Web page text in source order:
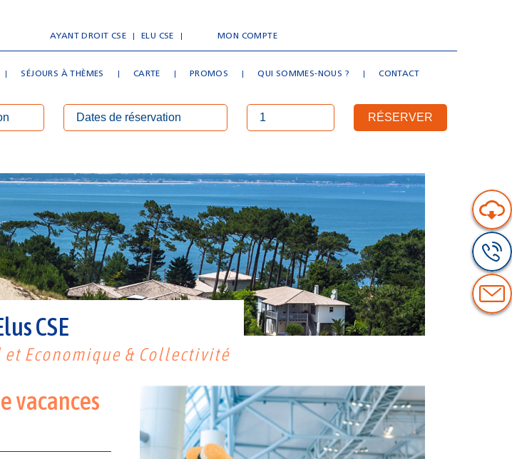
AYANT DROIT CSE ELU CSE MON COMPTE
SÉJOURS À THÈMES CARTE PROMOS QUI SOMMES-NOUS ? CONTACT
RÉSERVER
CSE
et Economique & Collectivité
vacances